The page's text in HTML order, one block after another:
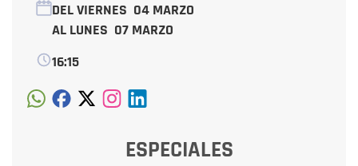
DEL VIERNES 04 MARZO
AL LUNES 07 MARZO
16:15
ESPECIALES